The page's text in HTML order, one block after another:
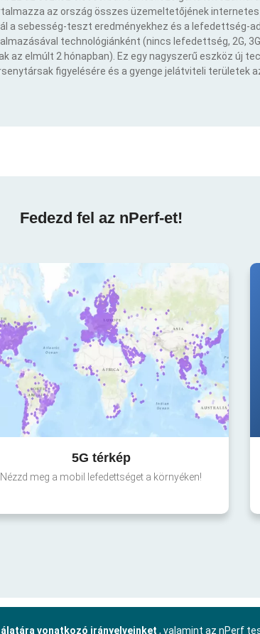
az ország összes üzemeltetőjének
a sebesség-teszt eredményekhez és a lefedettség-
technológiánként (nincs lefedettség, 2G,
az elmúlt 2 hónapban). Ez egy nagyszerű eszköz új
figyelésére és a gyenge jelátviteli területek
Fedezd fel az nPerf-et!
5G térkép
Nézzd meg a mobil lefedettséget a környéken!
vonatkozó irányelveinket , valamint az nPerf